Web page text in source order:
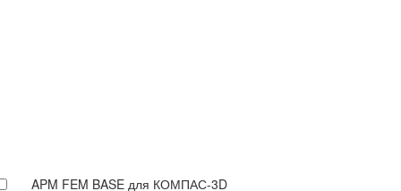
APM FEM BASE для КОМПАС-3D